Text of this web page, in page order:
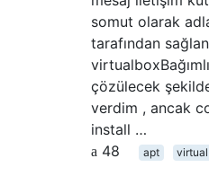
somut olarak
tarafından
çözülecek
verdim , ancak
install …
48
apt